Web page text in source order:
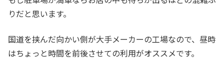
りだと思います。
国道を挟んだ向かい側が大手メーカーの工場なので、昼時
はちょっと時間を前後させての利用がオススメです。